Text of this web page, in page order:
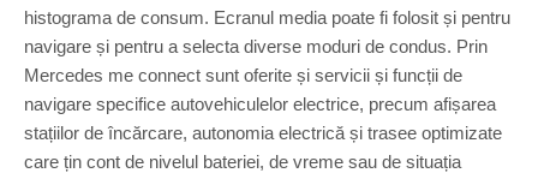
e
r
c
d
e
s
histograma de consum. Ecranul media poate fi folosit și pentru
navigare și pentru a selecta diverse moduri de condus. Prin
Mercedes me connect sunt oferite și servicii și funcții de
navigare specifice autovehiculelor electrice, precum afișarea
stațiilor de încărcare, autonomia electrică și trasee optimizate
care țin cont de nivelul bateriei, de vreme sau de situația